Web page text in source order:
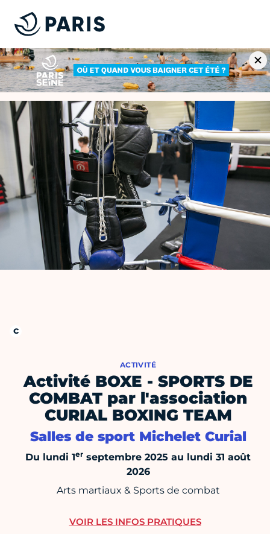
ACTIVITÉ
Activité BOXE - SPORTS DE
COMBAT par l'association
CURIAL BOXING TEAM
Salles de sport Michelet Curial
Du lundi 1er septembre 2025 au lundi 31 août
2026
Arts martiaux & Sports de combat
VOIR LES INFOS PRATIQUES